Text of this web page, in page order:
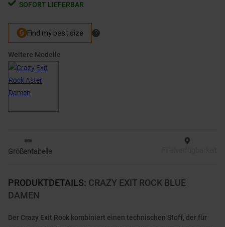
PRODUKTDETAILS: CRAZY EXIT ROCK BLUE
DAMEN
Der Crazy Exit Rock kombiniert einen technischen Stoff, der für
SOFORT LIEFERBAR
Weitere Modelle
Größentabelle